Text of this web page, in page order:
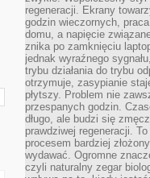
regeneracji. Ekrany
godzin wieczornych,
domu, a napięcie
znika po zamknięciu
jednak wyraźnego
trybu działania do trybu
otrzymuje, zasypianie
płytszy. Problem nie
przespanych godzin.
długo, ale budzi się
prawdziwej regeneracji.
procesem bardziej
wydawać. Ogromne
czyli naturalny zegar